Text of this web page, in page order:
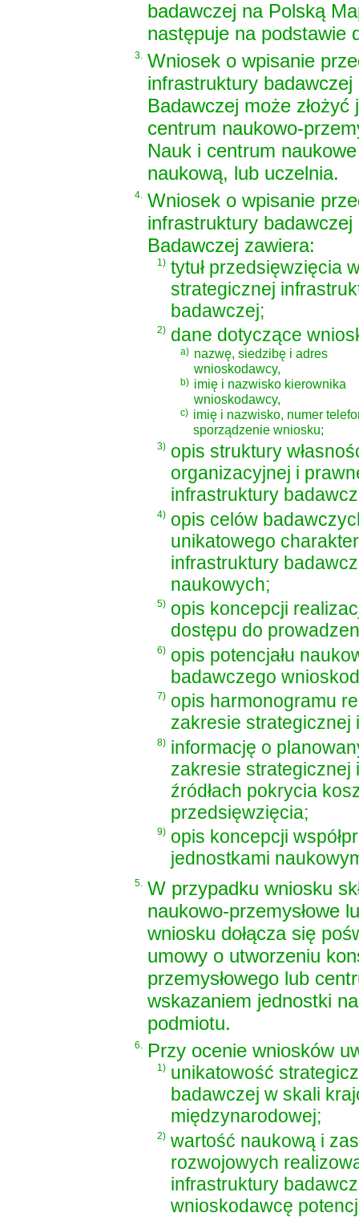
badawczej na Polską
następuje na podstawie
3.
Wniosek o wpisanie
infrastruktury
Badawczej może
centrum naukowo-
Nauk i centrum
naukową, lub uczelnia.
4.
Wniosek o wpisanie
infrastruktury
Badawczej zawiera:
1) tytuł przedsięwzięcia
strategicznej
badawczej;
2) dane dotyczące
a) nazwę, siedzibę i adres
wnioskodawcy,
b) imię i nazwisko kierownika
wnioskodawcy,
c) imię i nazwisko, numer
sporządzenie wniosku;
3) opis struktury
organizacyjnej i
infrastruktury
4) opis celów
unikatowego
infrastruktury
naukowych;
5) opis koncepcji
dostępu do
6) opis potencjału
badawczego
7) opis harmonogramu
zakresie strategicznej
8) informację o
zakresie strategicznej
źródłach pokrycia
przedsięwzięcia;
9) opis koncepcji
jednostkami
5. W przypadku wniosku
naukowo-przemysłowe
wniosku dołącza się
umowy o utworzeniu
przemysłowego lub
wskazaniem jednostki
podmiotu.
6. Przy ocenie wniosków
1) unikatowość
badawczej w skali
międzynarodowej;
2) wartość naukową i
rozwojowych
infrastruktury
wnioskodawcę